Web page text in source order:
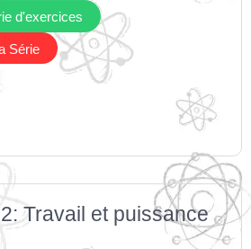
d'exercices
Série
Travail et puissance